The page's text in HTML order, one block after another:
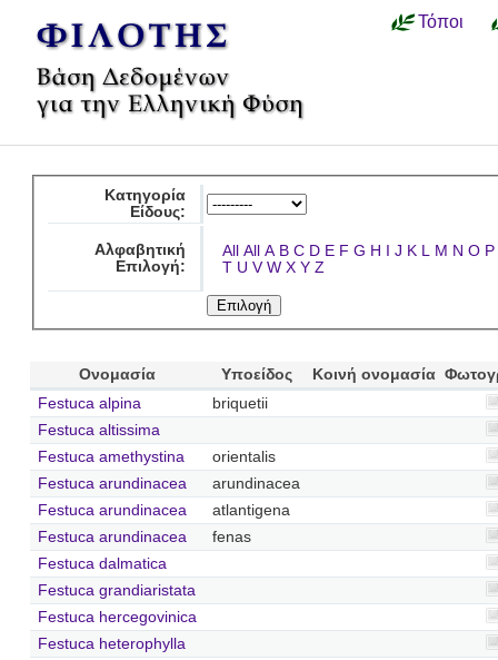
Τόποι
Κατηγορία
Είδους:
Αλφαβητική
Επιλογή:
All All A B C D E F G H I J K L M N O P
T U V W X Y Z
Ονομασία Υποείδος Κοινή ονομασία
Festuca alpina
briquetii
Festuca altissima
Festuca amethystina
orientalis
Festuca arundinacea
arundinacea
Festuca arundinacea
atlantigena
Festuca arundinacea
fenas
Festuca dalmatica
Festuca grandiaristata
Festuca hercegovinica
Festuca heterophylla